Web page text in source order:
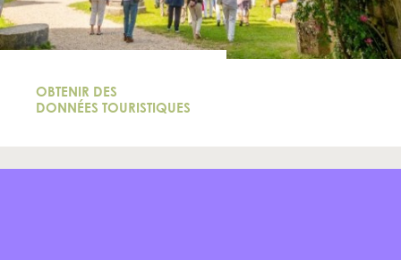
OBTENIR DES
DONNÉES TOURISTIQUES